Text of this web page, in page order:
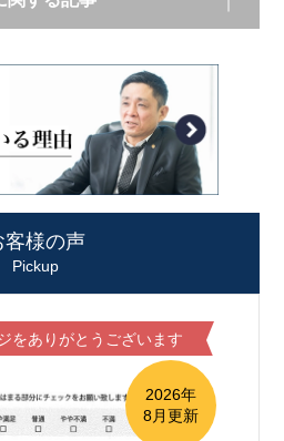
客様の声
Pickup
をありがとうございます
2026年
8月更新